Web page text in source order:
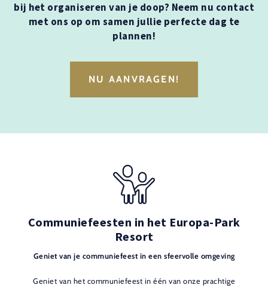
bij het organiseren van je doop? Neem nu contact
met ons op om samen jullie perfecte dag te
plannen!
NU AANVRAGEN!
Communiefeesten in het Europa-Park
Resort
Geniet van je communiefeest in een sfeervolle omgeving
Geniet van het communiefeest in één van onze prachtige